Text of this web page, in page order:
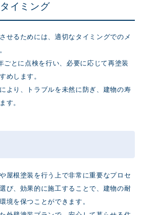
イミング
せるためには、適切なタイミングでのメ
ごとに点検を行い、必要に応じて再塗装
めします。
より、トラブルを未然に防ぎ、建物の寿
す。
屋根塗装を行う上で非常に重要なプロセ
び、効果的に施工することで、建物の耐
境を保つことができます。